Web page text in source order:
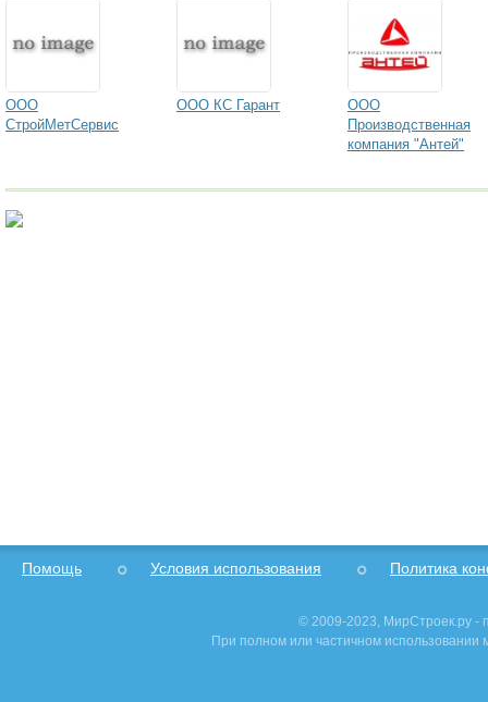
ООО
СтройМетСервис
ООО КС Гарант
ООО
Производственная
компания "Антей"
Помощь Условия использования Политика
© 2009-2023, МирСтроек.ру -
При полном или частичном использовании